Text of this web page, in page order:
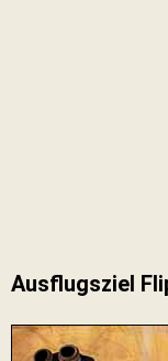
Ausflugsziel